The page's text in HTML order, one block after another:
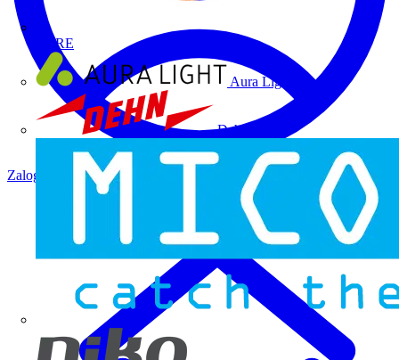
ALRE
Aura Light
Dehn
Zaloguj się Zarejestruj się